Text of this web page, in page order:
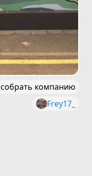
собрать компанию
Frey17_